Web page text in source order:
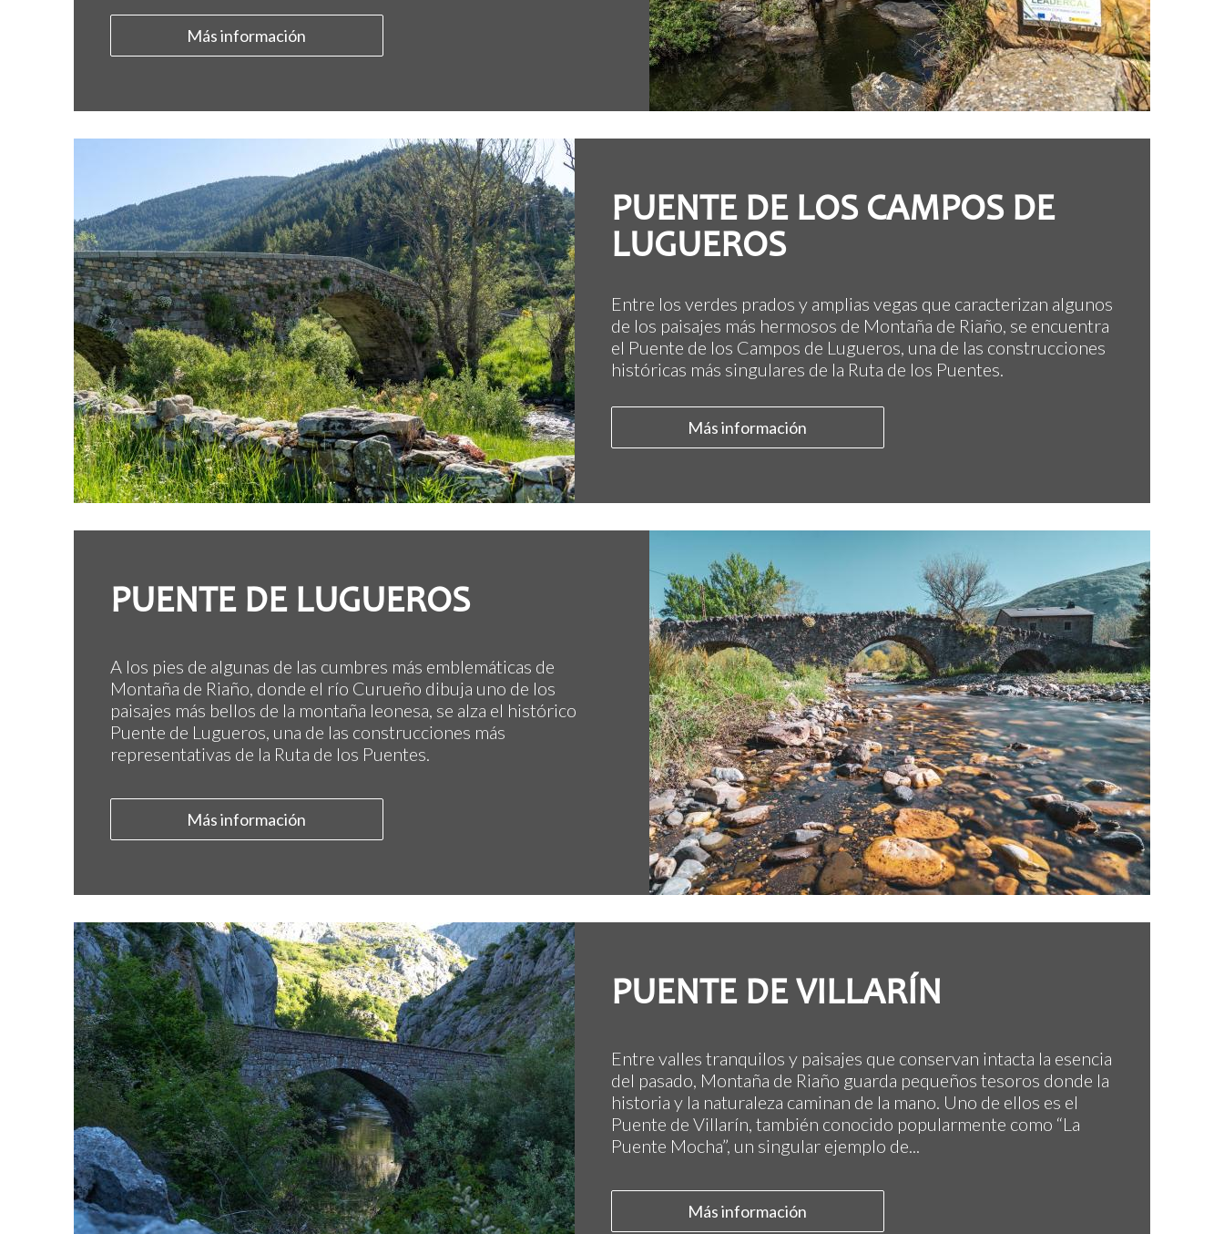
Más información
PUENTE DE LOS CAMPOS DE
LUGUEROS
Entre los verdes prados y amplias vegas que caracterizan algunos
de los paisajes más hermosos de Montaña de Riaño, se encuentra
el Puente de los Campos de Lugueros, una de las construcciones
históricas más singulares de la Ruta de los Puentes.
Más información
PUENTE DE LUGUEROS
A los pies de algunas de las cumbres más emblemáticas de
Montaña de Riaño, donde el río Curueño dibuja uno de los
paisajes más bellos de la montaña leonesa, se alza el histórico
Puente de Lugueros, una de las construcciones más
representativas de la Ruta de los Puentes.
Más información
PUENTE DE VILLARÍN
Entre valles tranquilos y paisajes que conservan intacta la esencia
del pasado, Montaña de Riaño guarda pequeños tesoros donde la
historia y la naturaleza caminan de la mano. Uno de ellos es el
Puente de Villarín, también conocido popularmente como “La
Puente Mocha”, un singular ejemplo de...
Más información